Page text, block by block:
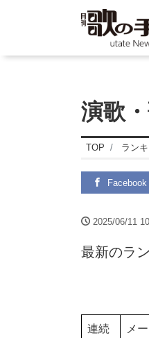
演歌
TOP ラン
Facebook
2025/06/11
最新のラ
連続
メー